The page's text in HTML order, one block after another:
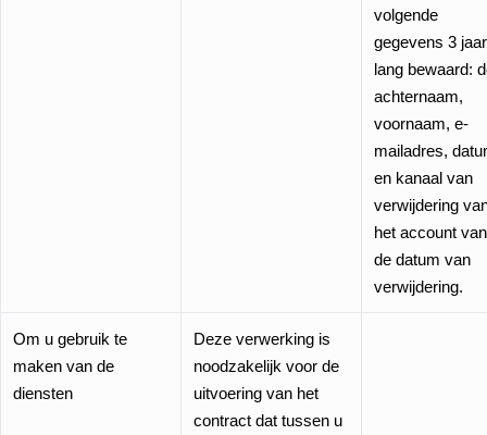
volgende
gegevens 3 jaar
lang bewaard:
achternaam,
voornaam, e-
mailadres,
en kanaal van
verwijdering
het account
de datum van
verwijdering.
Om u gebruik te
maken van de
diensten
Deze verwerking is
noodzakelijk voor de
uitvoering van het
contract dat tussen u